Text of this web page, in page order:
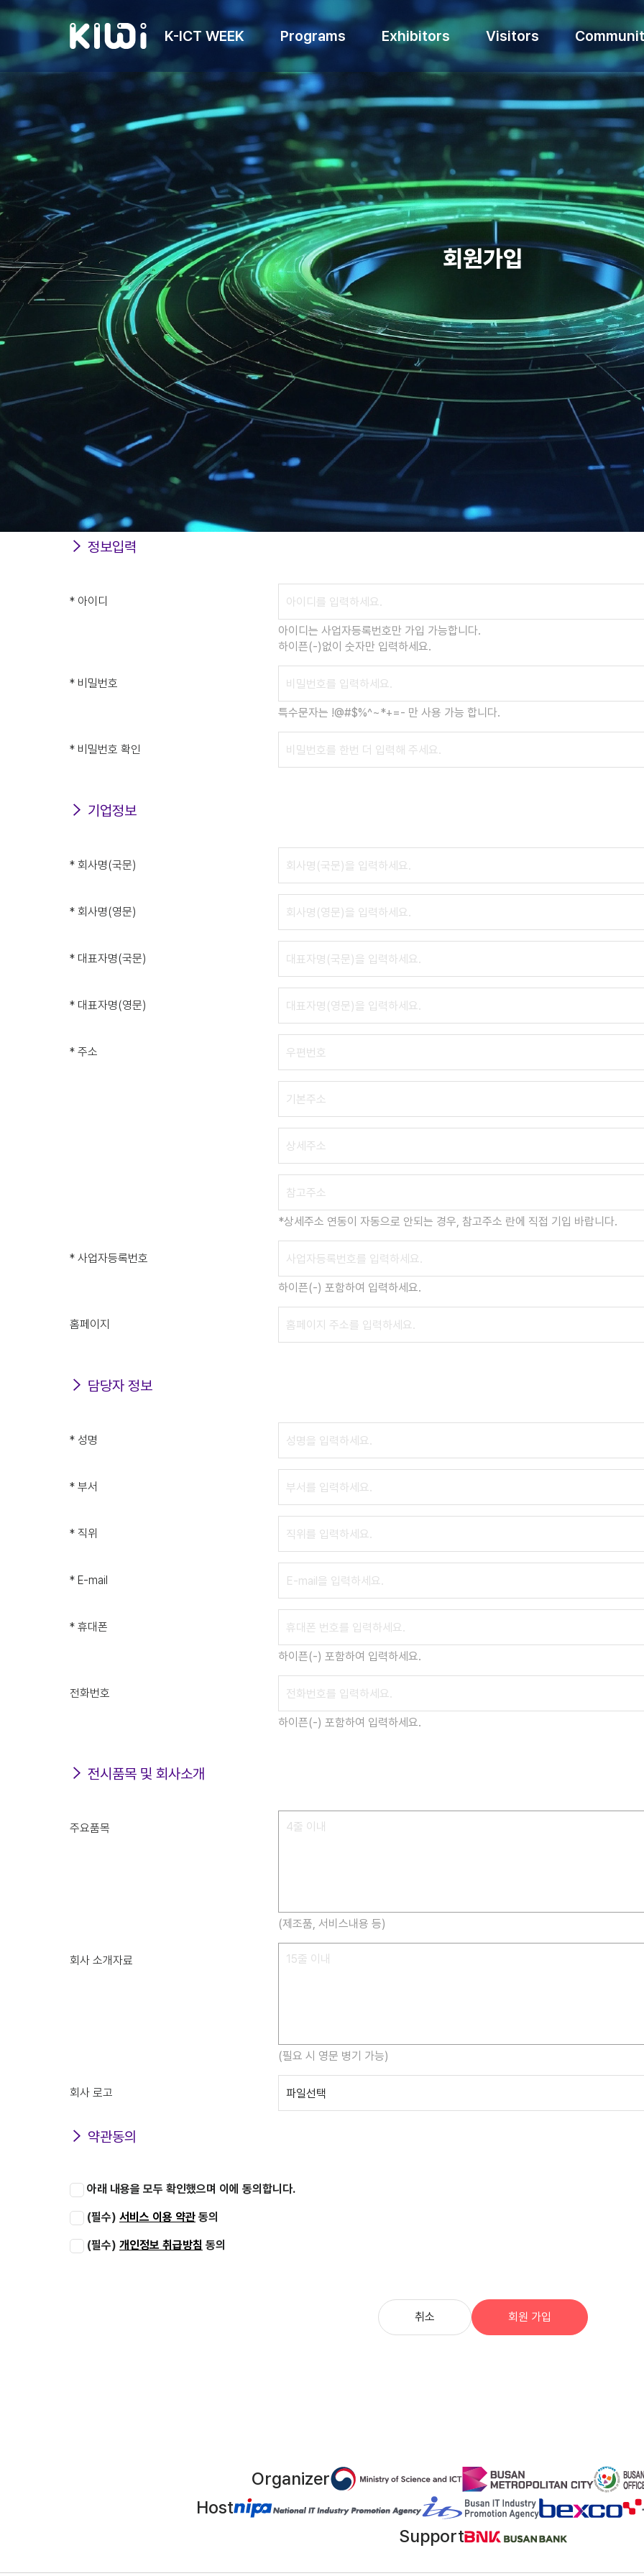
K-ICT WEEK Programs Exhibitors Visitors
회원가입
정보입력
* 아이디
아이디는 사업자등록번호만 가입 가능합니다.
하이픈(-)없이 숫자만 입력하세요.
* 비밀번호
특수문자는 !@#$%^~*+=- 만 사용 가능 합니다.
* 비밀번호 확인
기업정보
* 회사명(국문)
* 회사명(영문)
* 대표자명(국문)
* 대표자명(영문)
* 주소
*상세주소 연동이 자동으로 안되는 경우, 참고주소 란에 직접 기입 바랍니다.
* 사업자등록번호
하이픈(-) 포함하여 입력하세요.
홈페이지
담당자 정보
* 성명
* 부서
* 직위
* E-mail
* 휴대폰
하이픈(-) 포함하여 입력하세요.
전화번호
하이픈(-) 포함하여 입력하세요.
전시품목 및 회사소개
주요품목
(제조품, 서비스내용 등)
회사 소개자료
(필요 시 영문 병기 가능)
회사 로고
약관동의
아래 내용을 모두 확인했으며 이에 동의합니다.
(필수) 서비스 이용 약관 동의
(필수) 개인정보 취급방침 동의
취소
Organizer
Host
Support